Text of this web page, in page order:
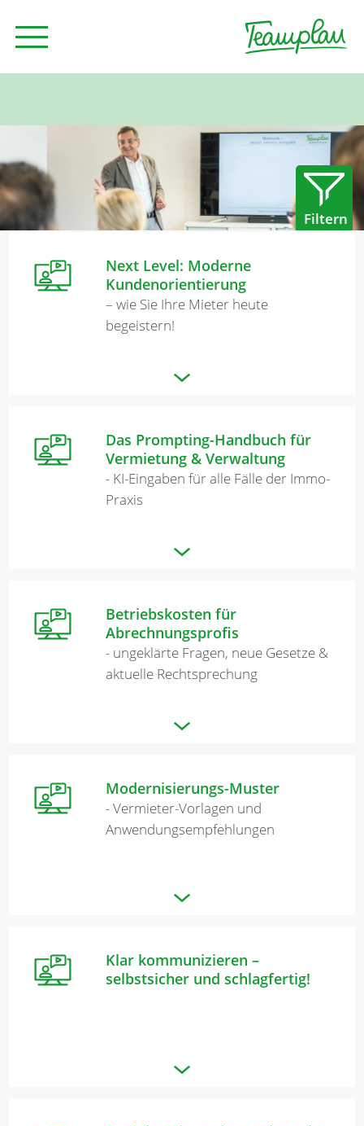
Beratung
Unternehmen
News
Newsletter
Filtern
Next Level: Moderne
Kundenorientierung
– wie Sie Ihre Mieter heute
begeistern!
Das Prompting-Handbuch für
Vermietung & Verwaltung
- KI-Eingaben für alle Fälle der Immo-
Praxis
Betriebskosten für
Abrechnungsprofis
- ungeklärte Fragen, neue Gesetze &
aktuelle Rechtsprechung
Modernisierungs-Muster
- Vermieter-Vorlagen und
Anwendungsempfehlungen
Klar kommunizieren –
selbstsicher und schlagfertig!